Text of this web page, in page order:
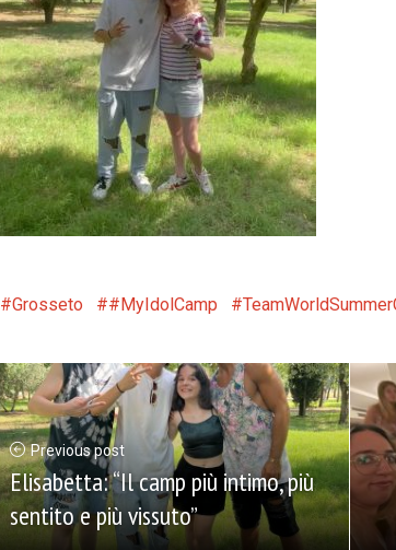
#Grosseto #MyIdolCamp
Previous post
Elisabetta: “Il camp più intimo, più
sentito e più vissuto”